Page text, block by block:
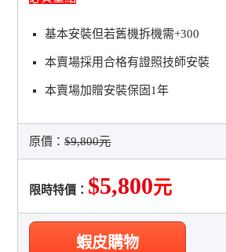
基本安裝但若舊機拆機需+300
本賣場採用合格有證照技師安裝
本賣場加贈安裝保固1年
原價：$9,800元
限時特價： $5,800元
蝦皮購物